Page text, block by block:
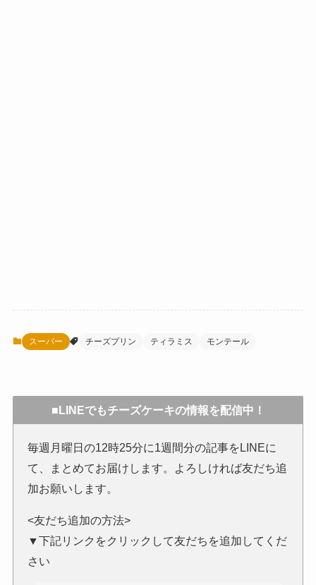
スーパー チーズプリン ティラミス モンテール
■LINEでもチーズケーキの情報を配信中！
毎週月曜日の12時25分に1週間分の記事をLINEに
て、まとめてお届けします。よろしければ友だち追
加お願いします。
<友だち追加の方法>
▼下記リンクをクリックして友だちを追加してくだ
さい